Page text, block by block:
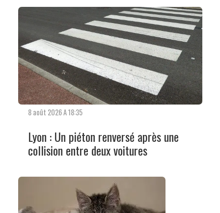
8 août 2026 A 18:35
Lyon : Un piéton renversé après une
collision entre deux voitures